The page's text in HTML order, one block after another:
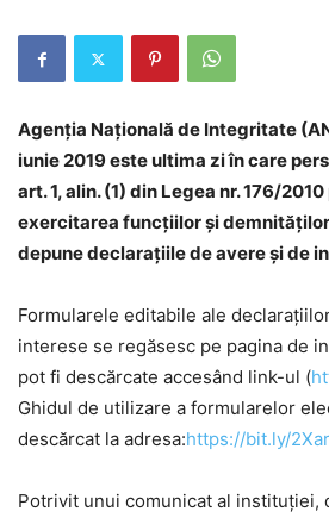
Agenţia Naţională de Integritate
iunie 2019 este ultima zi în care
art. 1, alin. (1) din Legea nr. 176/
exercitarea funcţiilor şi
depune declaraţiile de avere şi de
Formularele editabile ale
interese se regăsesc pe pagina de
pot fi descărcate accesând link-ul (
Ghidul de utilizare a formularelor
descărcat la adresa:https://bit.ly/
Potrivit unui comunicat al instituției,